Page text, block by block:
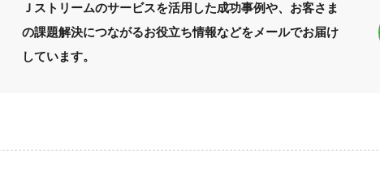
Ｊストリームのサービスを活用した成功事例や、お客さま
の課題解決につながるお役立ち情報などをメールでお届け
しています。